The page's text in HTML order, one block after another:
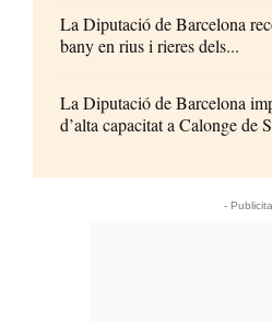
La Diputació de Barcelona
bany en rius i rieres dels...
La Diputació de Barcelona
d’alta capacitat a Calonge de
-